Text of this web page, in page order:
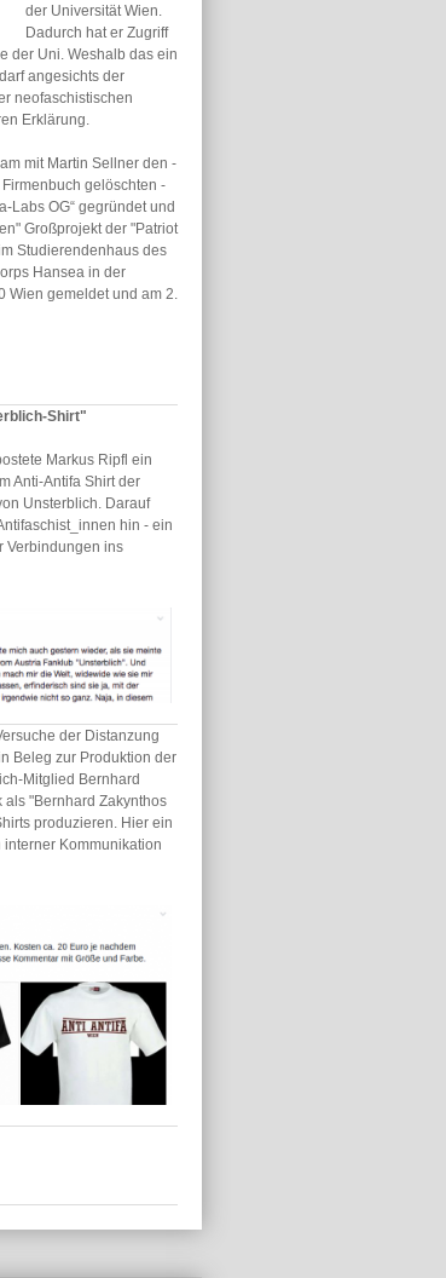
der Universität Wien.
Dadurch hat er Zugriff
der Uni. Weshalb das ein
angesichts der
neofaschistischen
Erklärung.
mit Martin Sellner den -
gelöschten -
Labs OG“ gegründet und
Großprojekt der "Patriot
Studierendenhaus des
Hansea in der
Wien gemeldet und am 2.
Shirt"
Markus Ripfl ein
Anti-Antifa Shirt der
Unsterblich. Darauf
hin - ein
Verbindungen ins
der Distanzung
Beleg zur Produktion der
Mitglied Bernhard
als "Bernhard Zakynthos
produzieren. Hier ein
Kommunikation